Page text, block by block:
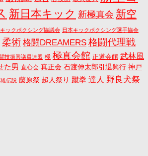
新日本キック 新極真会 新空
ックボクシング協議会 日本キックボクシング選手協会
柔術 格闘DREAMERS 格闘代理戦
技振興議員連盟 極 極真会館 正道会館 武林風
た男 直心会 真正会 石渡伸太郎引退興行 神戸
伝説 藤原祭 超人祭り 蹴拳 達人 野良犬祭